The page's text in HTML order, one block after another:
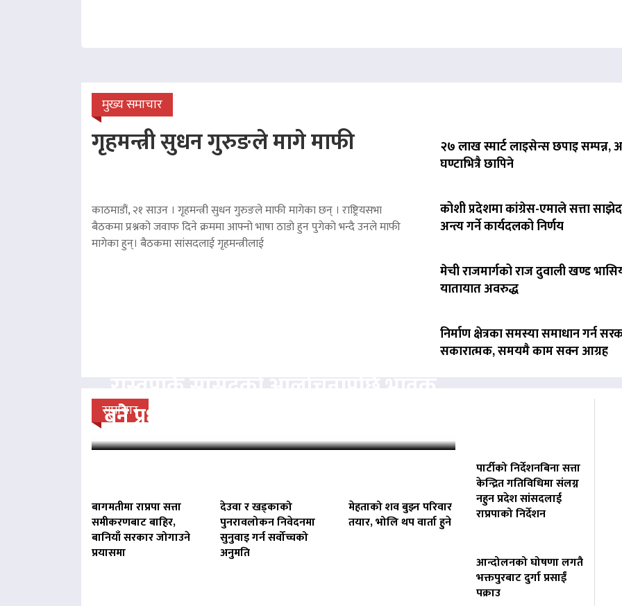
मुख्य समाचार
गृहमन्त्री सुधन गुरुङले मागे माफी
काठमाडौं, २१ साउन । गृहमन्त्री सुधन गुरुङले माफी मागेका छन् । राष्ट्रियसभा
बैठकमा प्रश्नको जवाफ दिने क्रममा आफ्नो भाषा ठाडो हुन पुगेको भन्दै उनले माफी
मागेका हुन्। बैठकमा सांसदलाई गृहमन्त्रीलाई
२७ लाख स्मार्ट लाइसेन्स छपाइ सम्पन्न,
घण्टाभित्रै छापिने
कोशी प्रदेशमा कांग्रेस-एमाले सत्ता
अन्त्य गर्ने कार्यदलको निर्णय
मेची राजमार्गको राज दुवाली खण्ड
यातायात अवरुद्ध
निर्माण क्षेत्रका समस्या समाधान गर्न
सकारात्मक, समयमै काम सक्न आग्रह
समाचार
बने प्रधानमन्त्री बालेन : ‘कहिलेकाहीँ एक्लै…
बागमतीमा राप्रपा सत्ता
समीकरणबाट बाहिर,
बानियाँ सरकार जोगाउने
प्रयासमा
देउवा र खड्काको
पुनरावलोकन निवेदनमा
सुनुवाइ गर्न सर्वोच्चको
अनुमति
मेहताको शव बुझ्न परिवार
तयार, भोलि थप वार्ता हुने
पार्टीको निर्देशनबिना सत्ता
केन्द्रित गतिविधिमा संलग्न
नहुन प्रदेश सांसदलाई
राप्रपाको निर्देशन
आन्दोलनको घोषणा लगतै
भक्तपुरबाट दुर्गा प्रसाईं
पक्राउ